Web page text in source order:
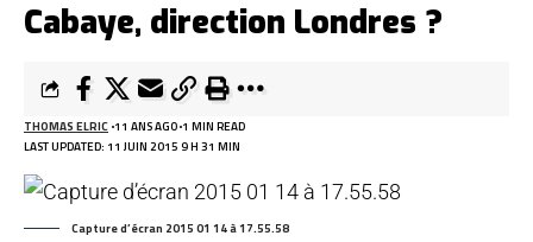
Cabaye, direction Londres ?
LAST UPDATED: 11 JUIN 2015 9 H 31 MIN
THOMAS ELRIC 11 ANS AGO 1 MIN READ
Capture d’écran 2015 01 14 à 17.55.58